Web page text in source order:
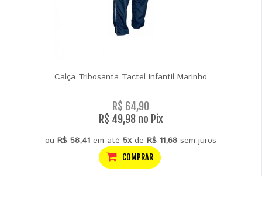
Calça Tribosanta Tactel Infantil Marinho
R$ 64,90
R$ 49,98 no Pix
ou R$ 58,41 em até 5xde R$ 11,68 sem juros
COMPRAR